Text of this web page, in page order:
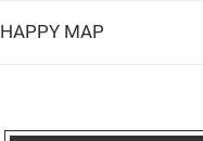
HAPPY MAP